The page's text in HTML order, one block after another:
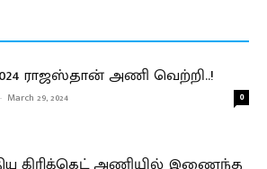
ராஜஸ்தான் அணி வெற்றி..!
- March 29, 2024 0